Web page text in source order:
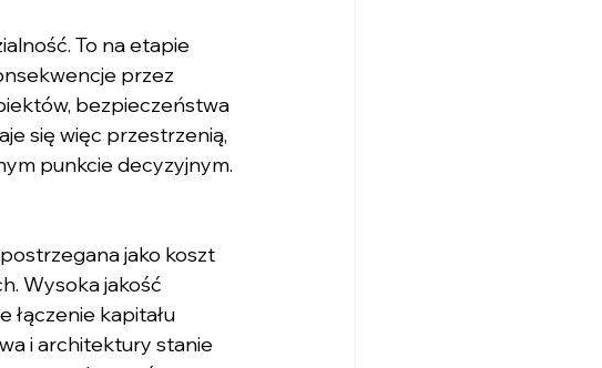
To na etapie
przez
bezpieczeństwa
się więc przestrzenią,
punkcie decyzyjnym.
jako koszt
Wysoka jakość
kapitału
i architektury stanie